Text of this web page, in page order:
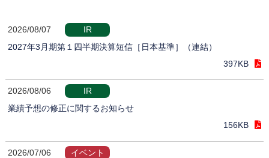
2026/08/07
IR
2027年3月期第１四半期決算短信［日本基準］（連結）
397KB
2026/08/06
IR
業績予想の修正に関するお知らせ
156KB
2026/07/06
イベント